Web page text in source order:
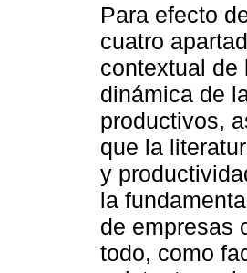
Para efecto
cuatro
contextual de
dinámica de
productivos,
que la
y
la
de empresas
todo, como